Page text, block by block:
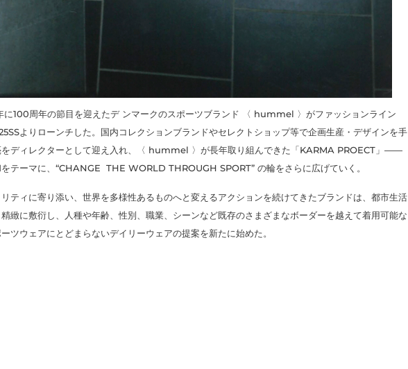
に100周年の節目を迎えたデ ンマークのスポーツブランド 〈 hummel 〉がファッションライン
よりローンチした。国内コレクションブランドやセレクトショップ等で企画生産・デザインを手
をディレクターとして迎え入れ、〈 hummel 〉が長年取り組んできた「KARMA PROECT」——
をテーマに、“CHANGE THE WORLD THROUGH SPORT” の輪をさらに広げていく。
ティに寄り添い、世界を多様性あるものへと変えるアクションを続けてきたブランドは、都市生活
緻に敷衍し、人種や年齢、性別、職業、シーンなど既存のさまざまなボーダーを越えて着用可能な
ツウェアにとどまらないデイリーウェアの提案を新たに始めた。